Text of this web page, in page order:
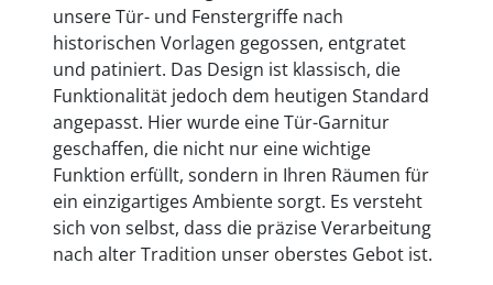
unsere Tür- und Fenstergriffe nach
historischen Vorlagen gegossen, entgratet
und patiniert. Das Design ist klassisch, die
Funktionalität jedoch dem heutigen Standard
angepasst. Hier wurde eine Tür-Garnitur
geschaffen, die nicht nur eine wichtige
Funktion erfüllt, sondern in Ihren Räumen für
ein einzigartiges Ambiente sorgt. Es versteht
sich von selbst, dass die präzise Verarbeitung
nach alter Tradition unser oberstes Gebot ist.